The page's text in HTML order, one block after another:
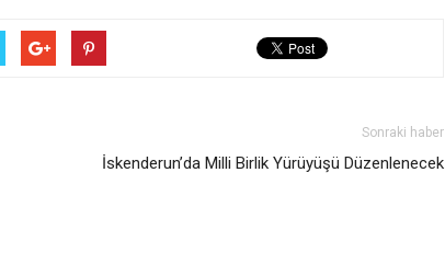
Sonraki haber
İskenderun’da Milli Birlik Yürüyüşü Düzenlenecek